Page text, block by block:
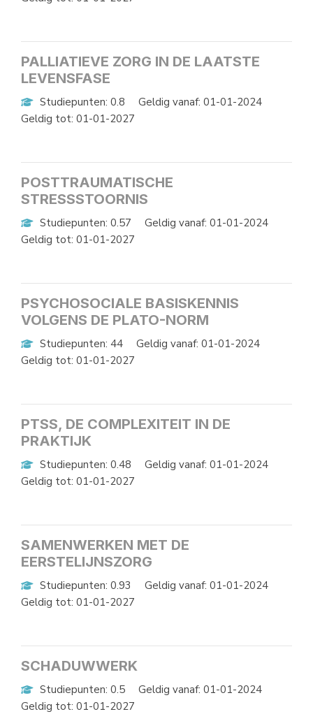
PALLIATIEVE ZORG IN DE LAATSTE
LEVENSFASE
Studiepunten: 0.8
Geldig vanaf: 01-01-2024
Geldig tot: 01-01-2027
POSTTRAUMATISCHE
STRESSSTOORNIS
Studiepunten: 0.57
Geldig vanaf: 01-01-2024
Geldig tot: 01-01-2027
PSYCHOSOCIALE BASISKENNIS
VOLGENS DE PLATO-NORM
Studiepunten: 44
Geldig vanaf: 01-01-2024
Geldig tot: 01-01-2027
PTSS, DE COMPLEXITEIT IN DE
PRAKTIJK
Studiepunten: 0.48
Geldig vanaf: 01-01-2024
Geldig tot: 01-01-2027
SAMENWERKEN MET DE
EERSTELIJNSZORG
Studiepunten: 0.93
Geldig vanaf: 01-01-2024
Geldig tot: 01-01-2027
SCHADUWWERK
Studiepunten: 0.5
Geldig vanaf: 01-01-2024
Geldig tot: 01-01-2027